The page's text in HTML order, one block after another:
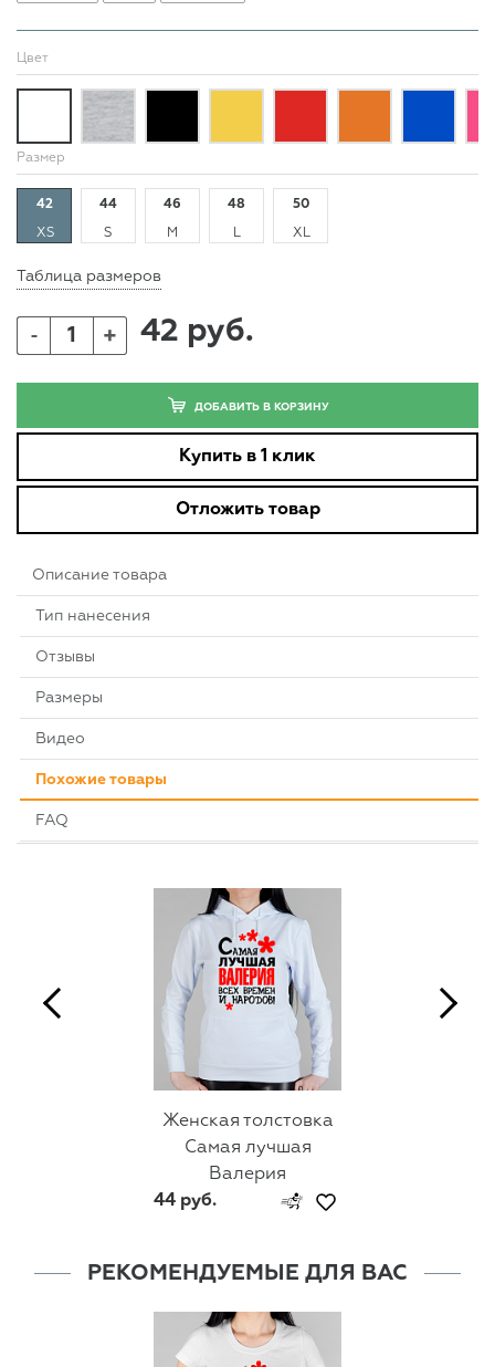
Цвет
Размер
42
XS
44
S
46
M
48
L
50
XL
Таблица размеров
- + 42 руб.
ДОБАВИТЬ В КОРЗИНУ
Купить в 1 клик
Отложить товар
Описание товара
Тип нанесения
Отзывы
Размеры
Видео
Похожие товары
FAQ
Женская толстовка
Самая лучшая
Валерия
44 руб.
РЕКОМЕНДУЕМЫЕ ДЛЯ ВАС